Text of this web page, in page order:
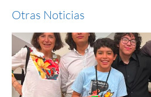
Otras Noticias